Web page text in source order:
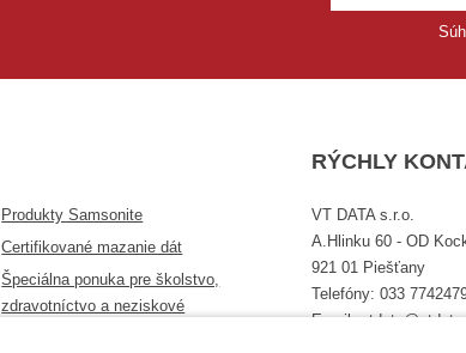
Produkty Samsonite
Certifikované mazanie dát
Špeciálna ponuka pre školstvo,
zdravotníctvo a neziskové
RÝCHLY
VT DATA s.r.o.
A.Hlinku 60 - OD
921 01 Piešťany
Telefóny: 033
Email: